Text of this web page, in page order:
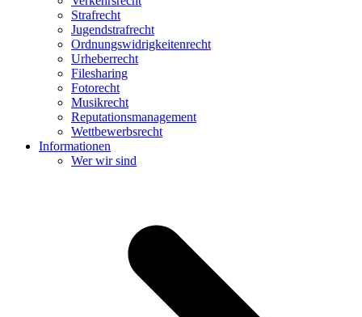
Strafrecht
Jugendstrafrecht
Ordnungswidrigkeitenrecht
Urheberrecht
Filesharing
Fotorecht
Musikrecht
Reputationsmanagement
Wettbewerbsrecht
Informationen
Wer wir sind